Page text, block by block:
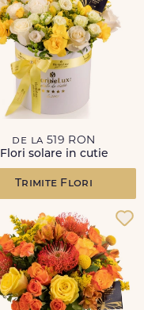
de la 519 RON
Flori solare in cutie
Trimite Flori